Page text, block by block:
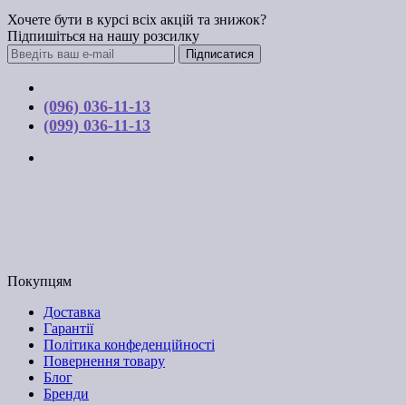
Хочете бути в курсі всіх акцій та знижок?
Підпишіться на нашу розсилку
Підписатися
(096) 036-11-13
(099) 036-11-13
Покупцям
Доставка
Гарантії
Політика конфеденційності
Повернення товару
Блог
Бренди